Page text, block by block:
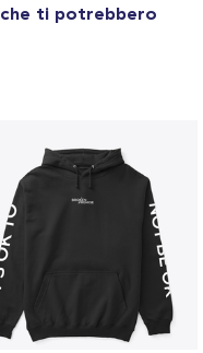
che ti potrebbero